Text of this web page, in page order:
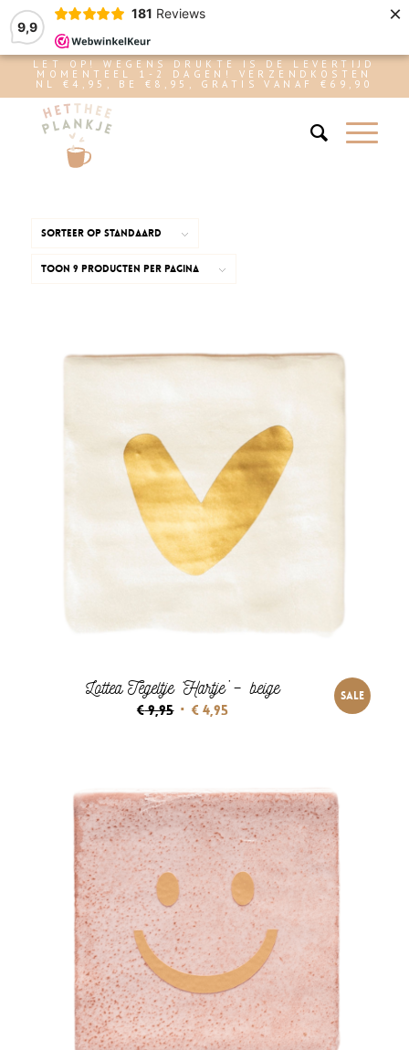
9,9
181 Reviews ×
LET OP! WEGENS DRUKTE IS DE LEVERTIJD
MOMENTEEL 1-2 DAGEN! VERZENDKOSTEN
NL €4,95, BE €8,95, GRATIS VANAF €69,90
Sorteer op Standaard
Toon 9 Producten per pagina
Lottea Tegeltje ‘Hartje’ – beige
€9,95 Oorspronkelijke
€ 4,95Huidige
SALE